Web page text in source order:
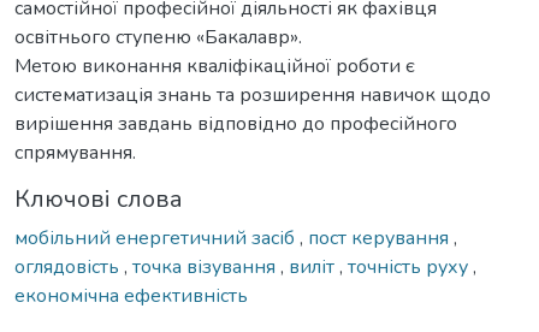
самостійної професійної діяльності як фахівця
освітнього ступеню «Бакалавр».
Метою виконання кваліфікаційної роботи є
систематизація знань та розширення навичок щодо
вирішення завдань відповідно до професійного
спрямування.
Ключові слова
мобільний енергетичний засіб , пост керування ,
оглядовість , точка візування , виліт, точність руху,
економічна ефективність